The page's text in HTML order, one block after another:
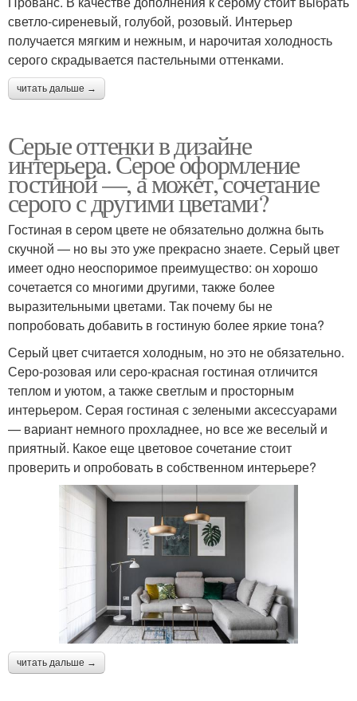
светло-сиреневый, голубой, розовый. Интерьер
получается мягким и нежным, и нарочитая холодность
серого скрадывается пастельными оттенками.
читать дальше →
Серые оттенки в дизайне
интерьера. Серое оформление
гостиной —, а может, сочетание
серого с другими цветами?
Гостиная в сером цвете не обязательно должна быть
скучной — но вы это уже прекрасно знаете. Серый цвет
имеет одно неоспоримое преимущество: он хорошо
сочетается со многими другими, также более
выразительными цветами. Так почему бы не
попробовать добавить в гостиную более яркие тона?
Серый цвет считается холодным, но это не обязательно.
Серо-розовая или серо-красная гостиная отличится
теплом и уютом, а также светлым и просторным
интерьером. Серая гостиная с зелеными аксессуарами
— вариант немного прохладнее, но все же веселый и
приятный. Какое еще цветовое сочетание стоит
проверить и опробовать в собственном интерьере?
читать дальше →